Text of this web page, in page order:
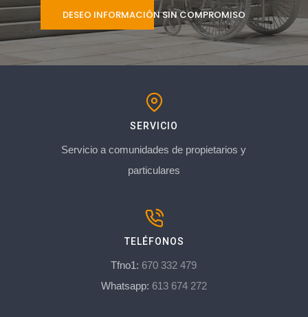
DESEO INFORMACIÓN SIN COMPROMISO
SERVICIO
Servicio a comunidades de propietarios y
particulares
TELÉFONOS
Tfno1: 670 332 479
Whatsapp: 613 674 272